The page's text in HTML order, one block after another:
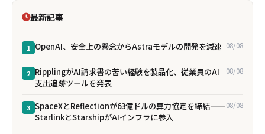
最新記事
1 OpenAI、安全上の懸念からAstraモデルの開発を減速 08/08
2 RipplingがAI請求書の苦い経験を製品化、従業員のAI
支出追跡ツールを発表
08/08
3 SpaceXとReflectionが63億ドルの算力協定を締結——
StarlinkとStarshipがAIインフラに参入
08/08